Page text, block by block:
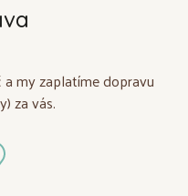
my zaplatíme dopravu
za vás.